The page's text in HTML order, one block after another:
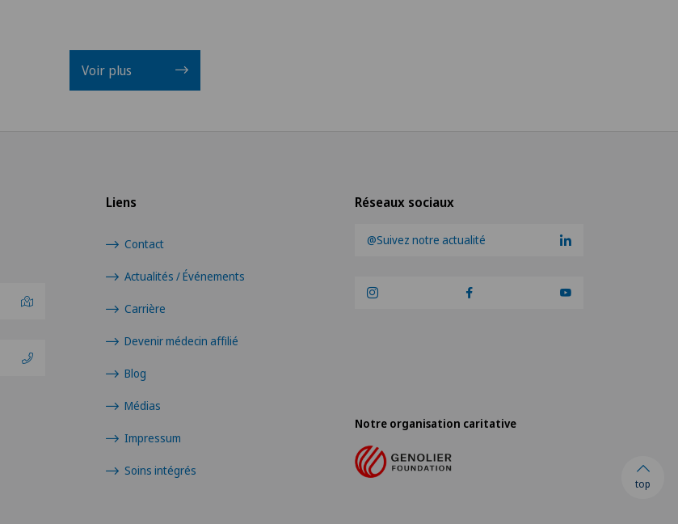
Voir plus
Réseaux sociaux
@Suivez notre actualité
Liens
Contact
Actualités / Événements
Carrière
Devenir médecin affilié
Blog
Médias
Impressum
Soins intégrés
Notre organisation caritative
top